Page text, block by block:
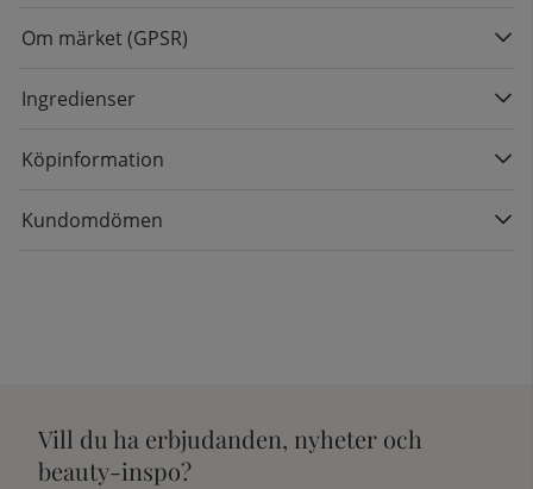
Om märket (GPSR)
Ingredienser
Köpinformation
Kundomdömen
Vill du ha erbjudanden, nyheter och
beauty-inspo?